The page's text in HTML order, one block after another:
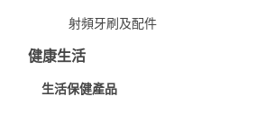
射頻牙刷及配件
健康生活
生活保健產品